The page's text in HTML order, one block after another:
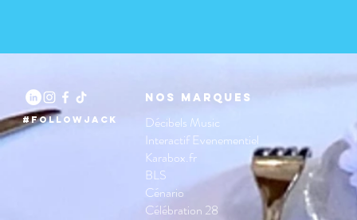
#followjack
Nos marques
Décibels Music
Interactif Evenementiel
Karabox.fr
BLS
Cénario
Célébration 28